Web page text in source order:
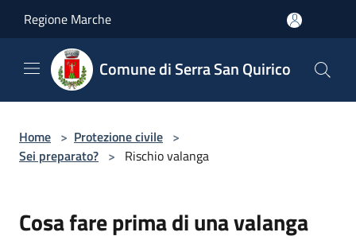
Regione Marche
Comune di Serra San Quirico
Home > Protezione civile >
Sei preparato? > Rischio valanga
Cosa fare prima di una valanga